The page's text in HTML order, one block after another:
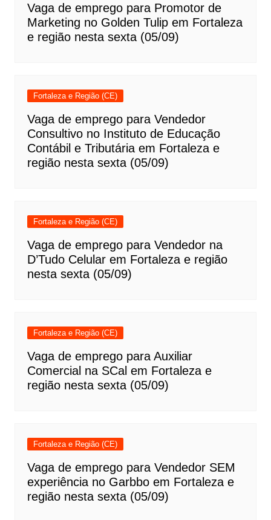
Vaga de emprego para Promotor de
Marketing no Golden Tulip em Fortaleza
e região nesta sexta (05/09)
Fortaleza e Região (CE)
Vaga de emprego para Vendedor
Consultivo no Instituto de Educação
Contábil e Tributária em Fortaleza e
região nesta sexta (05/09)
Fortaleza e Região (CE)
Vaga de emprego para Vendedor na
D’Tudo Celular em Fortaleza e região
nesta sexta (05/09)
Fortaleza e Região (CE)
Vaga de emprego para Auxiliar
Comercial na SCal em Fortaleza e
região nesta sexta (05/09)
Fortaleza e Região (CE)
Vaga de emprego para Vendedor SEM
experiência no Garbbo em Fortaleza e
região nesta sexta (05/09)